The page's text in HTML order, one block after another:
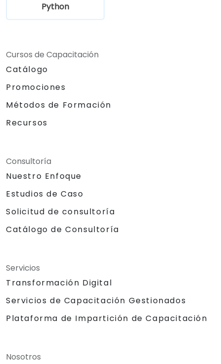
Python
Cursos de Capacitación
Catálogo
Promociones
Métodos de Formación
Recursos
Consultoría
Nuestro Enfoque
Estudios de Caso
Solicitud de consultoría
Catálogo de Consultoría
Servicios
Transformación Digital
Servicios de Capacitación Gestionados
Plataforma de Impartición de Capacitación
Nosotros